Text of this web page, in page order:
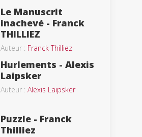
Le Manuscrit
inachevé - Franck
THILLIEZ
Auteur : Franck Thilliez
Hurlements - Alexis
Laipsker
Auteur : Alexis Laipsker
Puzzle - Franck
Thilliez